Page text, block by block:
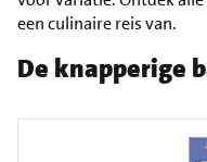
een culinaire reis van.
De knapperige